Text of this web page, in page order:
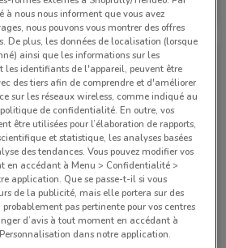
1 km Valable jusqu'au 20/08
1 km
-3 JOURS
Boulanger
Valable jusqu'à mardi
à nous nous informent que vous avez
nous pouvons vous montrer des offres
De plus, les données de localisation (lorsque
ainsi que les informations sur les
les identifiants de l'appareil, peuvent être
des tiers afin de comprendre et d'améliorer
sur les réseaux wireless, comme indiqué au
de confidentialité. En outre, vos
être utilisées pour l’élaboration de rapports,
et statistique, les analyses basées
des tendances. Vous pouvez modifier vos
en accédant à Menu > Confidentialité >
application. Que se passe-t-il si vous
de la publicité, mais elle portera sur des
pas pertinente pour vos centres
d’avis à tout moment en accédant à
dans notre application.